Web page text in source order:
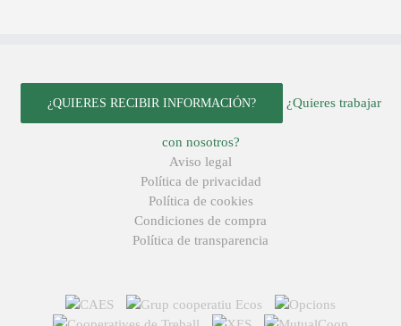
¿QUIERES RECIBIR INFORMACIÓN? ¿Quieres trabajar
con nosotros?
Aviso legal
Política de privacidad
Política de cookies
Condiciones de compra
Política de transparencia